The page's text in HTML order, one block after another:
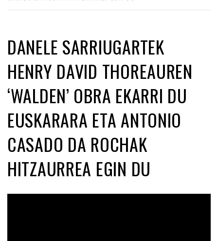
DANELE SARRIUGARTEK
HENRY DAVID THOREAUREN
‘WALDEN’ OBRA EKARRI DU
EUSKARARA ETA ANTONIO
CASADO DA ROCHAK
HITZAURREA EGIN DU